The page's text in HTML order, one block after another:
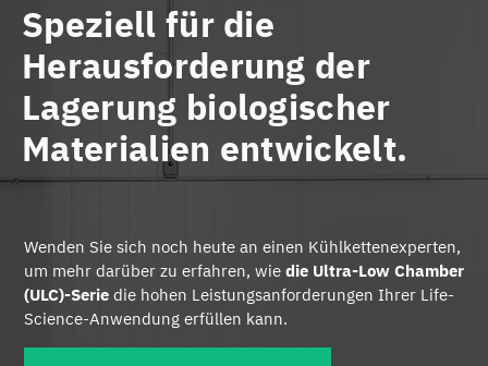
Speziell für die
Herausforderung der
Lagerung biologischer
Materialien entwickelt.
Wenden Sie sich noch heute an einen Kühlkettenexperten,
um mehr darüber zu erfahren, wie die Ultra-Low Chamber
(ULC)-Serie die hohen Leistungsanforderungen Ihrer Life-
Science-Anwendung erfüllen kann.